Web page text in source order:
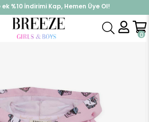
Yaz İndirimi, Hemen Al!
%10 İndirimi Kap, Hemen Üye Ol!
0
Üst Giyim Hırka